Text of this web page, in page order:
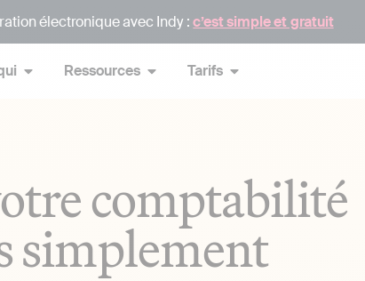
électronique avec Indy :c’est simple et gratuit
Ressources Tarifs
comptabilité
simplement